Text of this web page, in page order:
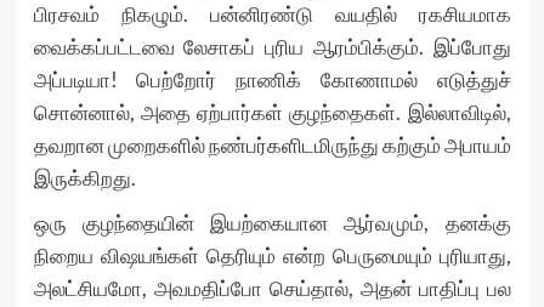
பிரசவம் நிகழும். பன்னிரண்டு வயதில் ரகசியமாக
வைக்கப்பட்டவை லேசாகப் புரிய ஆரம்பிக்கும். இப்போது
அப்படியா! பெற்றோர் நாணிக் கோணாமல் எடுத்துச்
சொன்னால், அதை ஏற்பார்கள் குழந்தைகள். இல்லாவிடில்,
தவறான முறைகளில் நண்பர்களிடமிருந்து கற்கும் அபாயம்
இருக்கிறது.
ஒரு குழந்தையின் இயற்கையான ஆர்வமும், தனக்கு
நிறைய விஷயங்கள் தெரியும் என்ற பெருமையும் புரியாது,
அலட்சியமோ, அவமதிப்போ செய்தால், அதன் பாதிப்பு பல